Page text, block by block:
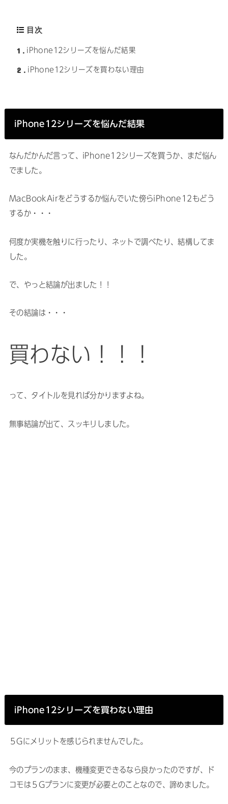
目次
1 iPhone12シリーズを悩んだ結果
2 iPhone12シリーズを買わない理由
iPhone12シリーズを悩んだ結果
なんだかんだ言って、iPhone12シリーズを買うか、まだ悩ん
でました。
MacBookAirをどうするか悩んでいた傍らiPhone12もどう
するか・・・
何度か実機を触りに行ったり、ネットで調べたり、結構してま
した。
で、やっと結論が出ました！！
その結論は・・・
買わない！！！
って、タイトルを見れば分かりますよね。
無事結論が出て、スッキリしました。
iPhone12シリーズを買わない理由
５Gにメリットを感じられませんでした。
今のプランのまま、機種変更できるなら良かったのですが、ド
コモは５Gプランに変更が必要とのことなので、諦めました。